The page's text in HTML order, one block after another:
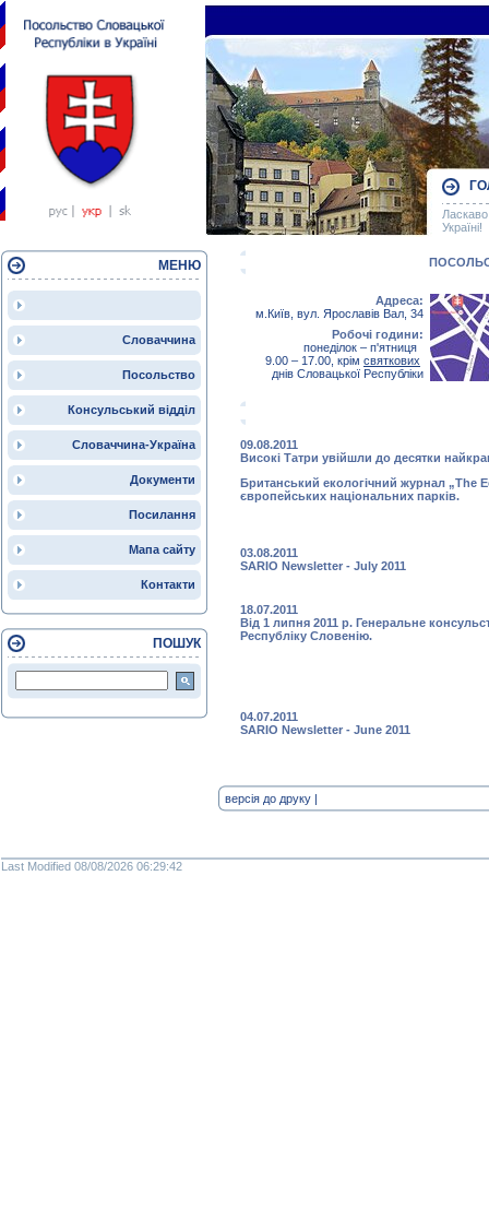
Україні!
МЕНЮ
Словаччина
Посольство
Консульський відділ
Словаччина-Україна
Документи
Посилання
Мапа сайту
Контакти
ПОШУК
Адреса:
м.Київ, вул. Ярославів Вал, 34
Робочі години:
понеділок – п'ятниця
9.00 – 17.00, крім святкових
днів Словацької Республіки
09.08.2011
Високі Татри увійшли до десятки
Британський екологічний журнал „The
європейських національних парків.
03.08.2011
SARIO Newsletter - July 2011
18.07.2011
Від 1 липня 2011 р. Генеральне
Республіку Словенію.
04.07.2011
SARIO Newsletter - June 2011
версія до друку |
Last Modified 08/08/2026 06:29:42